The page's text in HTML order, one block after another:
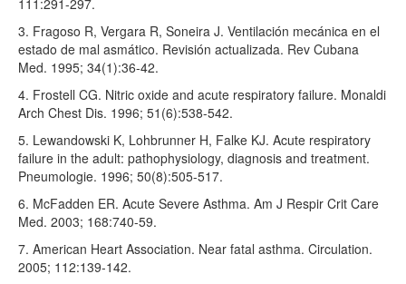
111:291-297.
3. Fragoso R, Vergara R, Soneira J. Ventilación mecánica en el
estado de mal asmático. Revisión actualizada. Rev Cubana
Med. 1995; 34(1):36-42.
4. Frostell CG. Nitric oxide and acute respiratory failure. Monaldi
Arch Chest Dis. 1996; 51(6):538-542.
5. Lewandowski K, Lohbrunner H, Falke KJ. Acute respiratory
failure in the adult: pathophysiology, diagnosis and treatment.
Pneumologie. 1996; 50(8):505-517.
6. McFadden ER. Acute Severe Asthma. Am J Respir Crit Care
Med. 2003; 168:740-59.
7. American Heart Association. Near fatal asthma. Circulation.
2005; 112:139-142.